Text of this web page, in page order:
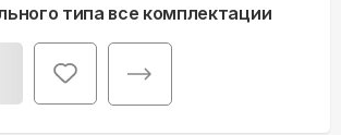
типа все комплектации